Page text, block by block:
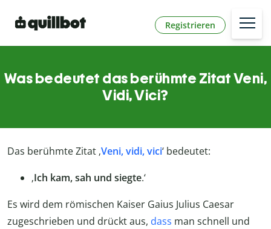
Registrieren
Was bedeutet das berühmte Zitat Veni,
Vidi, Vici?
Das berühmte Zitat ‚Veni, vidi, vici‘ bedeutet:
‚Ich kam, sah und siegte.‘
Es wird dem römischen Kaiser Gaius Julius Caesar
zugeschrieben und drückt aus, dass man schnell und